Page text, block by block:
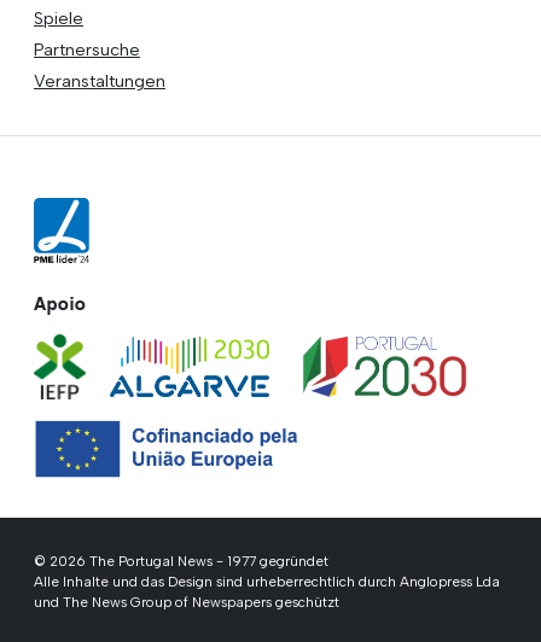
Spiele
Partnersuche
Veranstaltungen
Apoio
© 2026 The Portugal News - 1977 gegründet
Alle Inhalte und das Design sind urheberrechtlich durch Anglopress Lda
und The News Group of Newspapers geschützt